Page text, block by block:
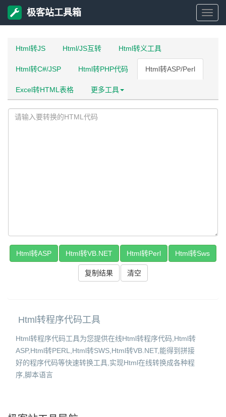
极
极客站工具箱
Html转JS Html/JS互转 Html转义工具
Html转C#/JSP Html转PHP代码 Html转ASP/Perl
Excel转HTML表格 更多工具
复制结果
Html转程序代码工具
Html转程序代码工具为您提供在线Html转程序代码,Html转
ASP,Html转PERL,Html转SWS,Html转VB.NET,能得到拼接
好的程序代码等快速转换工具,实现Html在线转换成各种程
序,脚本语言